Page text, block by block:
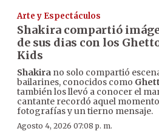
Arte y Espectáculos
Shakira compartió
de sus dias con los
Kids
Shakira no solo compartió
bailarines, conocidos como
también los llevó a conocer el
cantante recordó aquel
fotografías y un tierno mensaje.
Agosto 4, 2026 07:08 p. m.